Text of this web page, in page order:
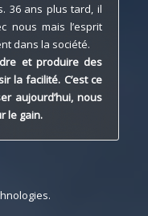
36 ans plus tard, il
nous mais l’esprit
dans la société.
et produire des
la facilité. C’est ce
aujourd’hui, nous
le gain.